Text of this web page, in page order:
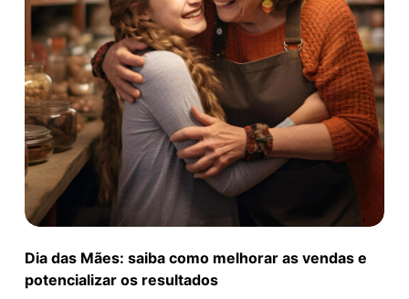
Dia das Mães: saiba como melhorar as vendas e
potencializar os resultados